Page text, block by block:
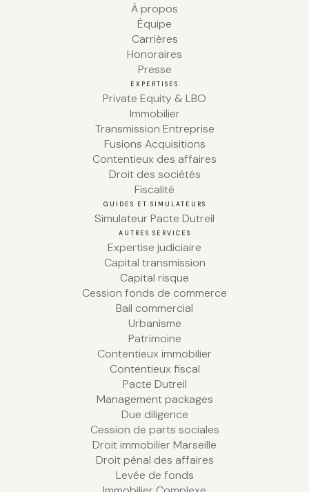
À propos
Équipe
Carrières
Honoraires
Presse
EXPERTISES
Private Equity & LBO
Immobilier
Transmission Entreprise
Fusions Acquisitions
Contentieux des affaires
Droit des sociétés
Fiscalité
GUIDES ET SIMULATEURS
Simulateur Pacte Dutreil
AUTRES SERVICES
Expertise judiciaire
Capital transmission
Capital risque
Cession fonds de commerce
Bail commercial
Urbanisme
Patrimoine
Contentieux immobilier
Contentieux fiscal
Pacte Dutreil
Management packages
Due diligence
Cession de parts sociales
Droit immobilier Marseille
Droit pénal des affaires
Levée de fonds